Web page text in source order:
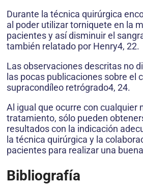
Durante la técnica quirúrgica
al poder utilizar torniquete en la
pacientes y así disminuir el
también relatado por Henry4, 22.
Las observaciones descritas no
las pocas publicaciones sobre el
supracondíleo retrógrado4, 24.
Al igual que ocurre con cualquier
tratamiento, sólo pueden
resultados con la indicación
la técnica quirúrgica y la
pacientes para realizar una
Bibliografía